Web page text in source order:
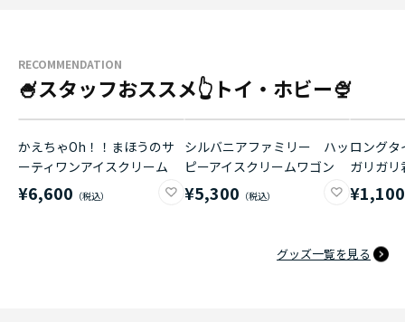
RECOMMENDATION
🍧スタッフおススメ👆トイ・ホビー🍨
かえちゃOh！！まほうのサ
ーティワンアイスクリーム
¥6,600
シルバニアファミリー ハッ
ピーアイスクリームワゴン
¥5,300
ロング
ガリガ
¥1,100
グッズ一覧を見る